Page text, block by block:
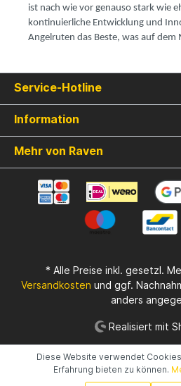
ist nach wie vor genauso stark wie
kontinuierliche Entwicklung und
Angelruten das Beste, was auf dem
Service-Hotline
Information
Mehr von Raven
* Alle Preise inkl. gesetzl.
Versandkosten und ggf.
anders
Realisiert mit
Diese Website verwendet
Erfahrung bieten zu können.